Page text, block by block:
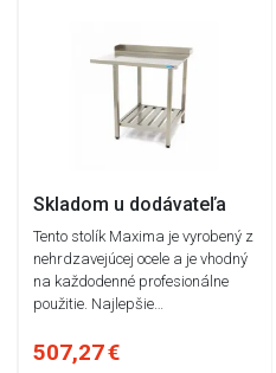
Skladom u dodávateľa
Tento stolík Maxima je vyrobený z
nehrdzavejúcej ocele a je vhodný
na každodenné profesionálne
použitie. Najlepšie…
507,27 €